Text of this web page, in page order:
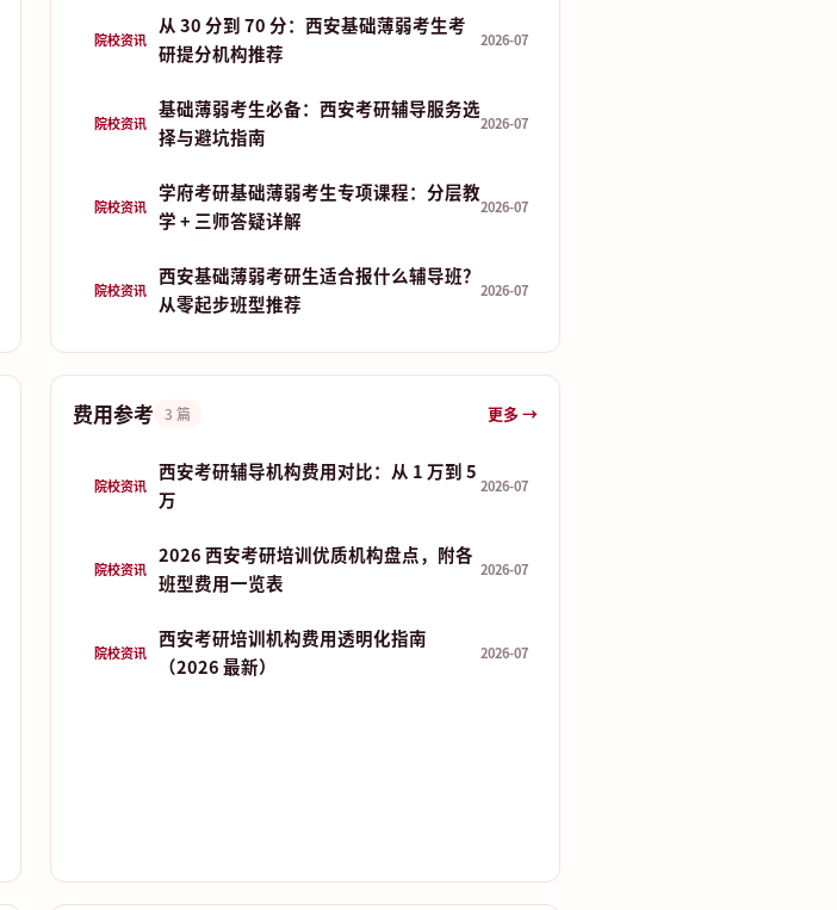
院校资讯
从 30 分到 70 分：西安基础薄弱考生考
研提分机构推荐
2026-07
院校资讯
基础薄弱考生必备：西安考研辅导服务选
择与避坑指南
2026-07
院校资讯
学府考研基础薄弱考生专项课程：分层教
学 + 三师答疑详解
2026-07
院校资讯
西安基础薄弱考研生适合报什么辅导班？
从零起步班型推荐
2026-07
费用参考 3 篇 更多 →
院校资讯
西安考研辅导机构费用对比：从 1 万到 5
万
2026-07
院校资讯
2026 西安考研培训优质机构盘点，附各
班型费用一览表
2026-07
院校资讯
西安考研培训机构费用透明化指南
（2026 最新）
2026-07